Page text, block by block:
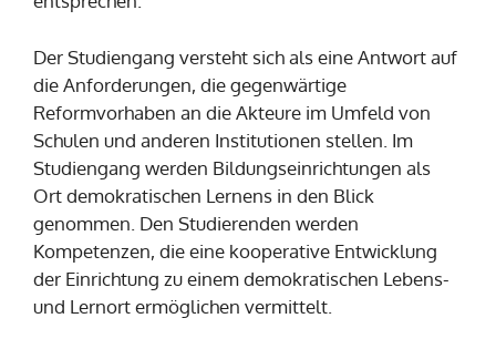
Der Studiengang versteht sich als eine Antwort auf
die Anforderungen, die gegenwärtige
Reformvorhaben an die Akteure im Umfeld von
Schulen und anderen Institutionen stellen. Im
Studiengang werden Bildungseinrichtungen als
Ort demokratischen Lernens in den Blick
genommen. Den Studierenden werden
Kompetenzen, die eine kooperative Entwicklung
der Einrichtung zu einem demokratischen Lebens-
und Lernort ermöglichen vermittelt.